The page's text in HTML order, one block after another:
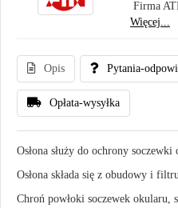
Firma
Więcej...
Opis Pytania-
Opłata-wysyłka
Osłona służy do ochrony
Osłona składa się z obudowy i
Chroń powłoki soczewek okularu,